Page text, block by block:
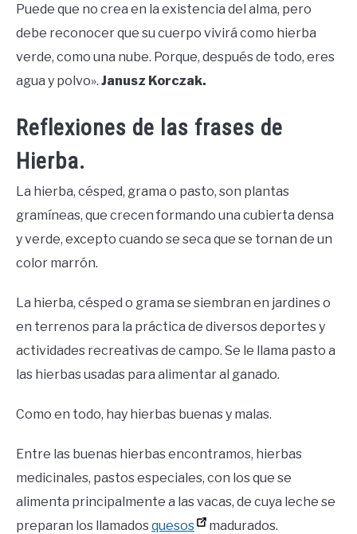
Puede que no crea en la existencia del alma, pero
debe reconocer que su cuerpo vivirá como hierba
verde, como una nube. Porque, después de todo, eres
agua y polvo». Janusz Korczak.
Reflexiones de las frases de
Hierba.
La hierba, césped, grama o pasto, son plantas
gramíneas, que crecen formando una cubierta densa
y verde, excepto cuando se seca que se tornan de un
color marrón.
La hierba, césped o grama se siembran en jardines o
en terrenos para la práctica de diversos deportes y
actividades recreativas de campo. Se le llama pasto a
las hierbas usadas para alimentar al ganado.
Como en todo, hay hierbas buenas y malas.
Entre las buenas hierbas encontramos, hierbas
medicinales, pastos especiales, con los que se
alimenta principalmente a las vacas, de cuya leche se
preparan los llamadosquesos madurados.